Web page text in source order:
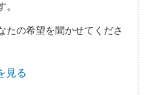
。
たの希望を聞かせてくださ
見る